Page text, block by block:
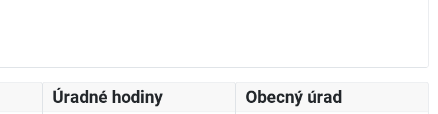
Úradné hodiny Obecný úrad